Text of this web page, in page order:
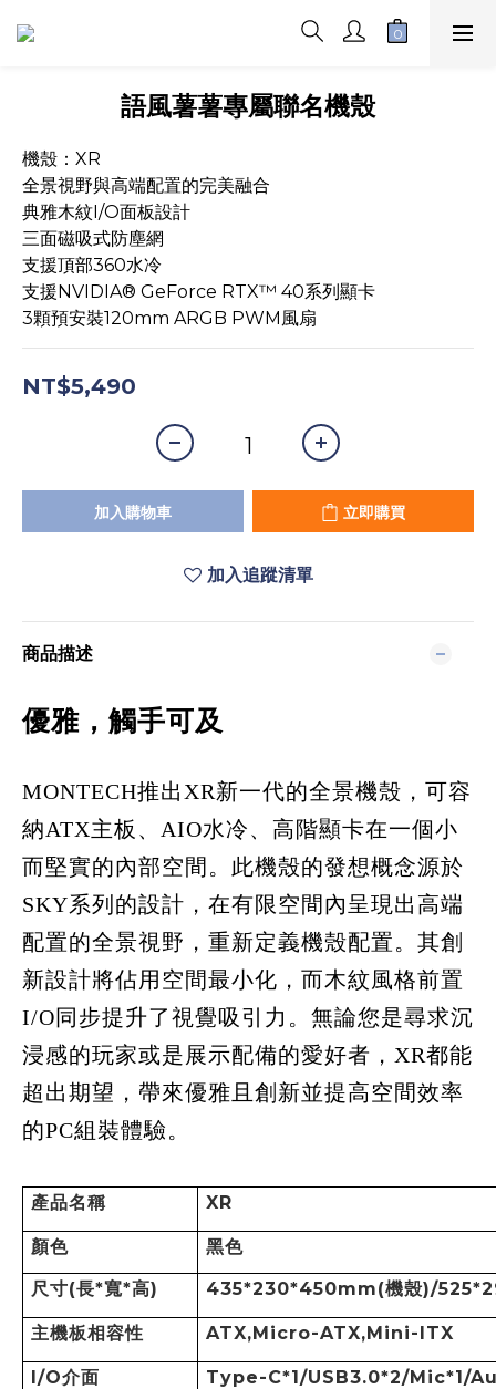
語風薯薯專屬聯名機殼
機殼：XR
全景視野與高端配置的完美融合
典雅木紋I/O面板設計
三面磁吸式防塵網
支援頂部360水冷
支援NVIDIA® GeForce RTX™ 40系列顯卡
3顆預安裝120mm ARGB PWM風扇
NT$5,490
加入購物車 立即購買
加入追蹤清單
商品描述
優雅，觸手可及
MONTECH推出XR新一代的全景機殼，可容
納ATX主板、AIO水冷、高階顯卡在一個小
而堅實的內部空間。此機殼的發想概念源於
SKY系列的設計，在有限空間內呈現出高端
配置的全景視野，重新定義機殼配置。其創
新設計將佔用空間最小化，而木紋風格前置
I/O同步提升了視覺吸引力。無論您是尋求沉
浸感的玩家或是展示配備的愛好者，XR都能
超出期望，帶來優雅且創新並提高空間效率
的PC組裝體驗。
產品名稱 XR
顏色
黑色
尺寸(長*寬*高) 435*230*450mm(機殼)/
主機板相容性 ATX,Micro-ATX,Mini-ITX
I/O介面 Type-C*1/USB3.0*2/Mic*1/